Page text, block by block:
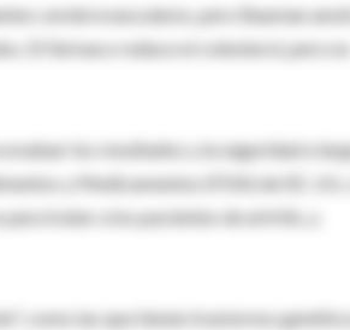
cerebrovasculares, pero Bauman anotó
El fármaco reduce el colesterol, pero no
los resultados y la seguridad a
y Medicamentos (FDA) de EE. UU.,
tratar a los pacientes de artritis, y
como las que tienen trastornos